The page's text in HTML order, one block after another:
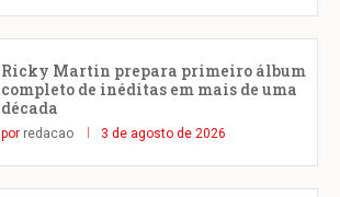
Ricky Martin prepara primeiro álbum
completo de inéditas em mais de uma
década
por redacao 3 de agosto de 2026